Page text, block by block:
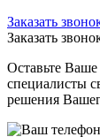
Заказать
Заказать
Оставьте
специалисты
решения